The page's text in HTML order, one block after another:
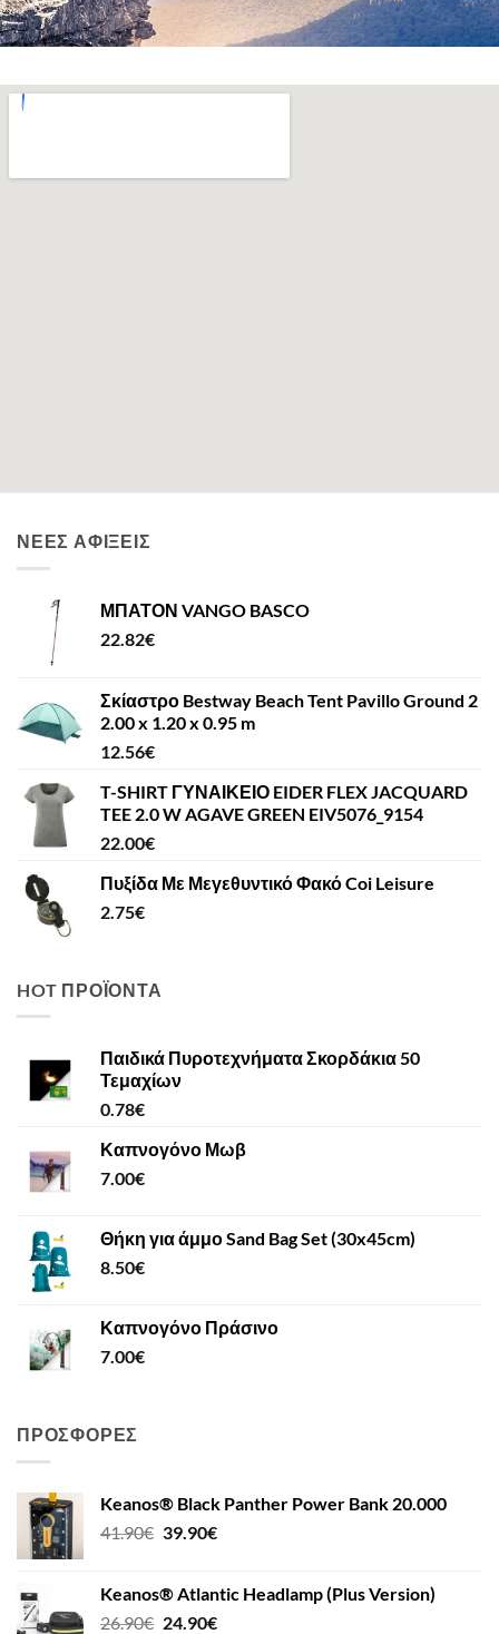
ΝΈΕΣ ΑΦΊΞΕΙΣ
ΜΠΑΤΟΝ VANGO BASCO
22.82€
Σκίαστρο Bestway Beach Tent Pavillo Ground 2
2.00 x 1.20 x 0.95 m
12.56€
T-SHIRT ΓΥΝΑΙΚΕΙΟ EIDER FLEX JACQUARD
TEE 2.0 W AGAVE GREEN EIV5076_9154
22.00€
Πυξίδα Με Μεγεθυντικό Φακό Coi Leisure
2.75€
HOT ΠΡΟΪΌΝΤΑ
Παιδικά Πυροτεχνήματα Σκορδάκια 50
Τεμαχίων
0.78€
Καπνογόνο Μωβ
7.00€
Θήκη για άμμο Sand Bag Set (30x45cm)
8.50€
Καπνογόνο Πράσινο
7.00€
ΠΡΟΣΦΟΡΈΣ
Keanos® Black Panther Power Bank 20.000
41.90€ 39.90€
Keanos® Atlantic Headlamp (Plus Version)
26.90€ 24.90€